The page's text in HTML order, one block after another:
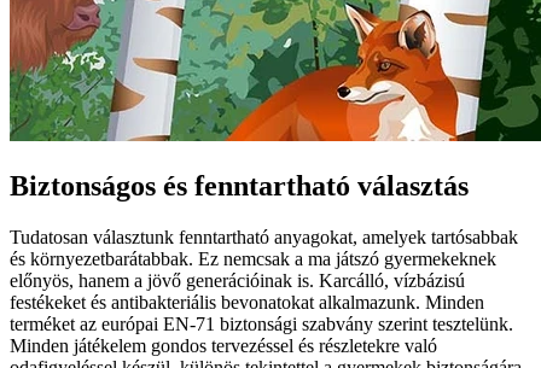
Biztonságos és fenntartható választás
Tudatosan választunk fenntartható anyagokat, amelyek tartósabbak
és környezetbarátabbak. Ez nemcsak a ma játszó gyermekeknek
előnyös, hanem a jövő generációinak is. Karcálló, vízbázisú
festékeket és antibakteriális bevonatokat alkalmazunk. Minden
terméket az európai EN-71 biztonsági szabvány szerint tesztelünk.
Minden játékelem gondos tervezéssel és részletekre való